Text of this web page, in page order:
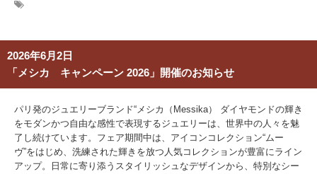
2026年6月2日
「メシカ キャンペーン 2026」開催のお知らせ
パリ発のジュエリーブランド“メシカ（Messika） ダイヤモンドの輝き
をモダンかつ自由な感性で表現するジュエリーは、世界中の人々を魅
了し続けています。フェア期間中は、アイコンコレクション“ムー
ヴ”をはじめ、洗練された輝きを放つ人気コレクションが豊富にライン
アップ。日常に寄り添うスタイリッシュなデザインから、特別なシー